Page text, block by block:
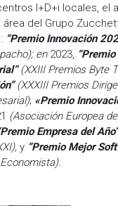
I+D+i locales, el
del Grupo
“Premio Innovación
en2023,
(XXIII Premios Byte
(XXXIII Premios
; «Premio
(Asociación Europea
Empresa del Año”
y “Premio Mejor